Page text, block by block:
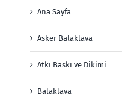
Ana Sayfa
Asker Balaklava
Atkı Baskı ve Dikimi
Balaklava